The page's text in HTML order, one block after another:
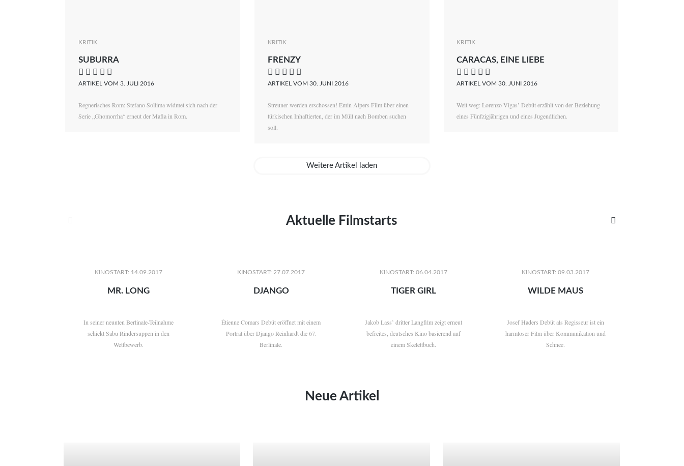
KRITIK
SUBURRA
    
ARTIKEL VOM 3. JULI 2016
Regnerisches Rom: Stefano Sollima widmet sich nach der
Serie „Ghomorrha“ erneut der Mafia in Rom.
KRITIK
FRENZY
    
ARTIKEL VOM 30. JUNI 2016
Streuner werden erschossen! Emin Alpers Film über einen
türkischen Inhaftierten, der im Müll nach Bomben suchen
soll.
KRITIK
CARACAS, EINE LIEBE
    
ARTIKEL VOM 30. JUNI 2016
Weit weg: Lorenzo Vigas’ Debüt erzählt von der Beziehung
eines Fünfzigjährigen und eines Jugendlichen.
Weitere Artikel laden
Aktuelle Filmstarts 
KINOSTART: 14.09.2017
MR. LONG
In seiner neunten Berlinale-Teilnahme
schickt Sabu Rindersuppen in den
Wettbewerb.
KINOSTART: 27.07.2017
DJANGO
Étienne Comars Debüt eröffnet mit einem
Porträt über Django Reinhardt die 67.
Berlinale.
KINOSTART: 06.04.2017
TIGER GIRL
Jakob Lass’ dritter Langfilm zeigt erneut
befreites, deutsches Kino basierend auf
einem Skelettbuch.
KINOSTART: 09.03.2017
WILDE MAUS
Josef Haders Debüt als Regisseur ist ein
harmloser Film über Kommunikation und
Schnee.
Neue Artikel